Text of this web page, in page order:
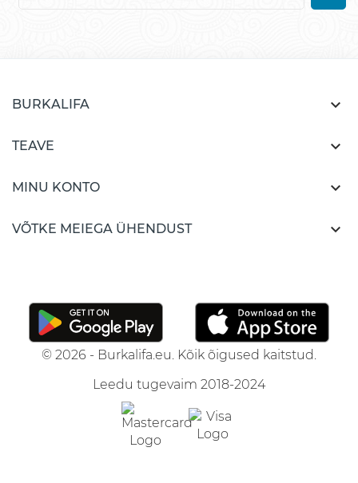
BURKALIFA 
TEAVE 
MINU KONTO 
VÕTKE MEIEGA ÜHENDUST 
© 2026 - Burkalifa.eu. Kõik õigused kaitstud.
Leedu tugevaim 2018-2024